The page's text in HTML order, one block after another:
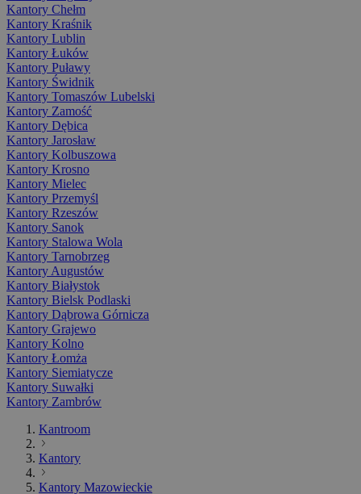
Kantory Chełm
Kantory Kraśnik
Kantory Lublin
Kantory Łuków
Kantory Puławy
Kantory Świdnik
Kantory Tomaszów Lubelski
Kantory Zamość
Kantory Dębica
Kantory Jarosław
Kantory Kolbuszowa
Kantory Krosno
Kantory Mielec
Kantory Przemyśl
Kantory Rzeszów
Kantory Sanok
Kantory Stalowa Wola
Kantory Tarnobrzeg
Kantory Augustów
Kantory Białystok
Kantory Bielsk Podlaski
Kantory Dąbrowa Górnicza
Kantory Grajewo
Kantory Kolno
Kantory Łomża
Kantory Siemiatycze
Kantory Suwałki
Kantory Zambrów
Kantroom
Kantory
Kantory Mazowieckie